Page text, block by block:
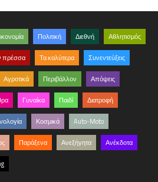
Πολιτική Διεθνή Αθλητισμός
πρέσσα Τα καλύτερα Συνεντεύξεις
Αγροτικά Περιβάλλον Απόψεις
Γυναίκα Παιδί Διατροφή
Κοσμικά Auto-Moto
Παράξενα Ανεξήγητα Ανέκδοτα